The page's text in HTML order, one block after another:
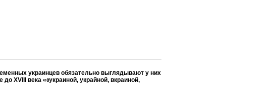
украинцев обязательно выглядывают у них
до XVIII века «ѹкраиной, украйной, вкраиной,